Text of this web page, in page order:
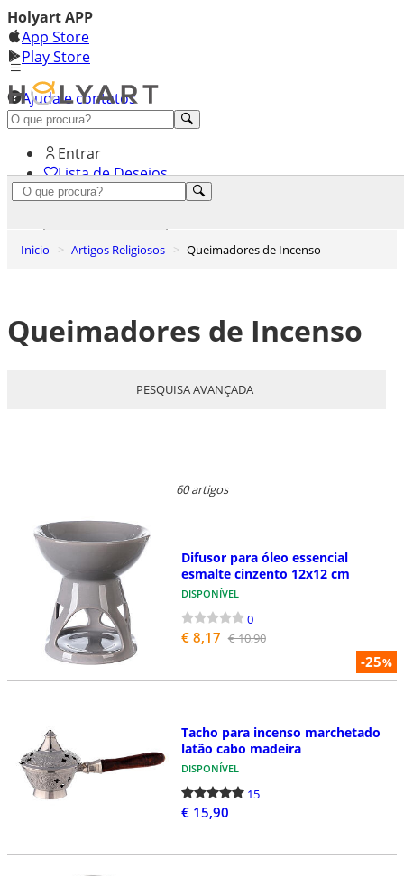
Holyart APP
App Store
Play Store
Ajuda e contatos
Conheça premium
Entrar
Lista de Desejos
Inicio Artigos Religiosos Queimadores de Incenso
Queimadores de Incenso
PESQUISA AVANÇADA
60 artigos
-25%
Difusor para óleo essencial
esmalte cinzento 12x12 cm
DISPONÍVEL
0
€ 8,17 € 10,90
Tacho para incenso marchetado
latão cabo madeira
DISPONÍVEL
15
€ 15,90